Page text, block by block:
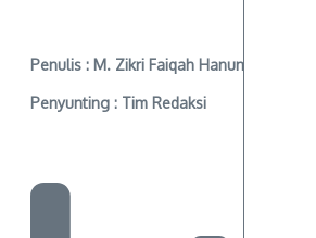
Penulis : M. Zikri Faiqah Hanun
Penyunting : Tim Redaksi